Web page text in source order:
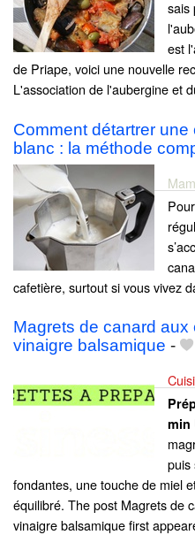
sais
est
de Priape, voici une nouvelle
L'association de l'aubergine et
Comment détartrer
blanc : la méthode
cafetière, surtout si vous vivez
Magrets de canard aux
vinaigre balsamique -
min
puis
fondantes, une touche de miel
équilibré. The post Magrets de
vinaigre balsamique first